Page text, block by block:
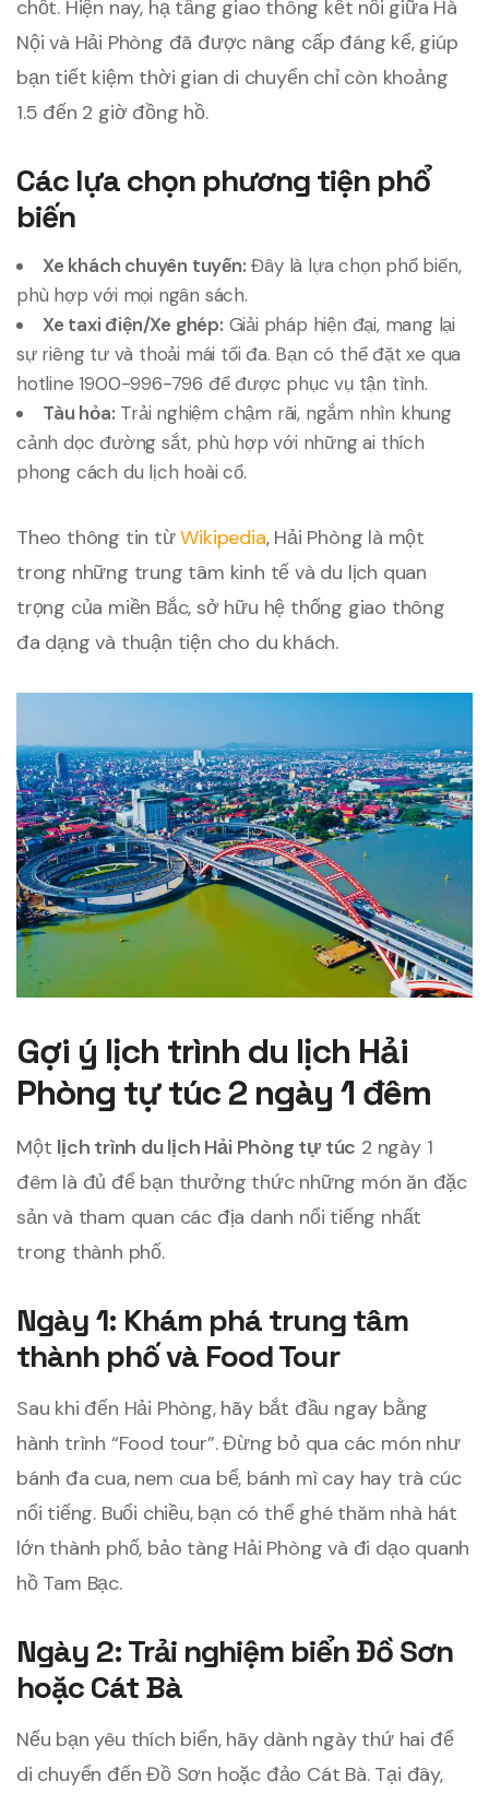
chốt. Hiện nay, hạ tầng giao thông kết nối giữa Hà
Nội và Hải Phòng đã được nâng cấp đáng kể, giúp
bạn tiết kiệm thời gian di chuyển chỉ còn khoảng
1.5 đến 2 giờ đồng hồ.
Các lựa chọn phương tiện phổ
biến
Xe khách chuyên tuyến: Đây là lựa chọn phổ biến,
phù hợp với mọi ngân sách.
Xe taxi điện/Xe ghép: Giải pháp hiện đại, mang lại
sự riêng tư và thoải mái tối đa. Bạn có thể đặt xe qua
hotline 1900-996-796 để được phục vụ tận tình.
Tàu hỏa: Trải nghiệm chậm rãi, ngắm nhìn khung
cảnh dọc đường sắt, phù hợp với những ai thích
phong cách du lịch hoài cổ.
Theo thông tin từWikipedia, Hải Phòng là một
trong những trung tâm kinh tế và du lịch quan
trọng của miền Bắc, sở hữu hệ thống giao thông
đa dạng và thuận tiện cho du khách.
Gợi ý lịch trình du lịch Hải
Phòng tự túc 2 ngày 1 đêm
Một lịch trình du lịch Hải Phòng tự túc 2 ngày 1
đêm là đủ để bạn thưởng thức những món ăn đặc
sản và tham quan các địa danh nổi tiếng nhất
trong thành phố.
Ngày 1: Khám phá trung tâm
thành phố và Food Tour
Sau khi đến Hải Phòng, hãy bắt đầu ngay bằng
hành trình “Food tour”. Đừng bỏ qua các món như
bánh đa cua, nem cua bể, bánh mì cay hay trà cúc
nổi tiếng. Buổi chiều, bạn có thể ghé thăm nhà hát
lớn thành phố, bảo tàng Hải Phòng và đi dạo quanh
hồ Tam Bạc.
Ngày 2: Trải nghiệm biển Đồ Sơn
hoặc Cát Bà
Nếu bạn yêu thích biển, hãy dành ngày thứ hai để
di chuyển đến Đồ Sơn hoặc đảo Cát Bà. Tại đây,